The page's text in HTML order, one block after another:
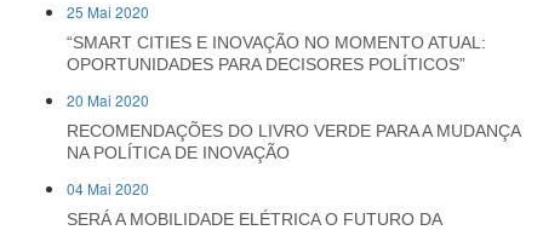
25 Mai 2020
“SMART CITIES E INOVAÇÃO NO MOMENTO ATUAL:
OPORTUNIDADES PARA DECISORES POLÍTICOS”
20 Mai 2020
RECOMENDAÇÕES DO LIVRO VERDE PARA A MUDANÇA
NA POLÍTICA DE INOVAÇÃO
04 Mai 2020
SERÁ A MOBILIDADE ELÉTRICA O FUTURO DA